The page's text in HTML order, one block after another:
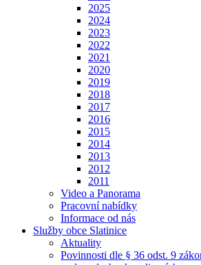
2025
2024
2023
2022
2021
2020
2019
2018
2017
2016
2015
2014
2013
2012
2011
Video a Panorama
Pracovní nabídky
Informace od nás
Služby obce Slatinice
Aktuality
Povinnosti dle § 36 odst. 9